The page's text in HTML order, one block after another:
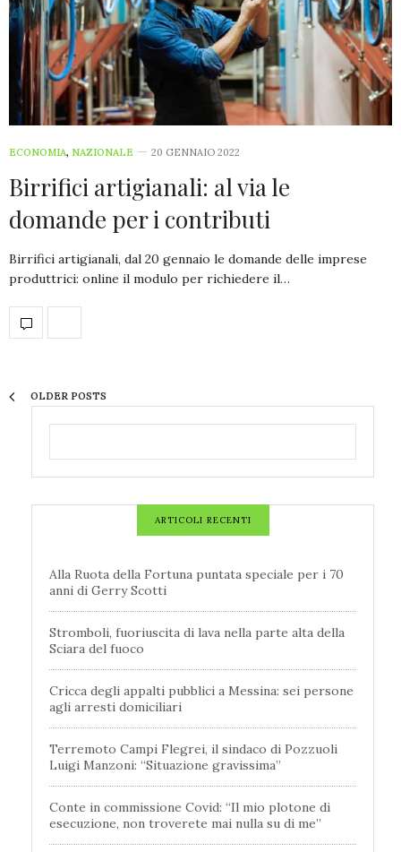
ECONOMIA, NAZIONALE 20 GENNAIO 2022
Birrifici artigianali: al via le
domande per i contributi
Birrifici artigianali, dal 20 gennaio le domande delle imprese
produttrici: online il modulo per richiedere il…
OLDER POSTS
ARTICOLI RECENTI
Alla Ruota della Fortuna puntata speciale per i 70
anni di Gerry Scotti
Stromboli, fuoriuscita di lava nella parte alta della
Sciara del fuoco
Cricca degli appalti pubblici a Messina: sei persone
agli arresti domiciliari
Terremoto Campi Flegrei, il sindaco di Pozzuoli
Luigi Manzoni: “Situazione gravissima”
Conte in commissione Covid: “Il mio plotone di
esecuzione, non troverete mai nulla su di me”